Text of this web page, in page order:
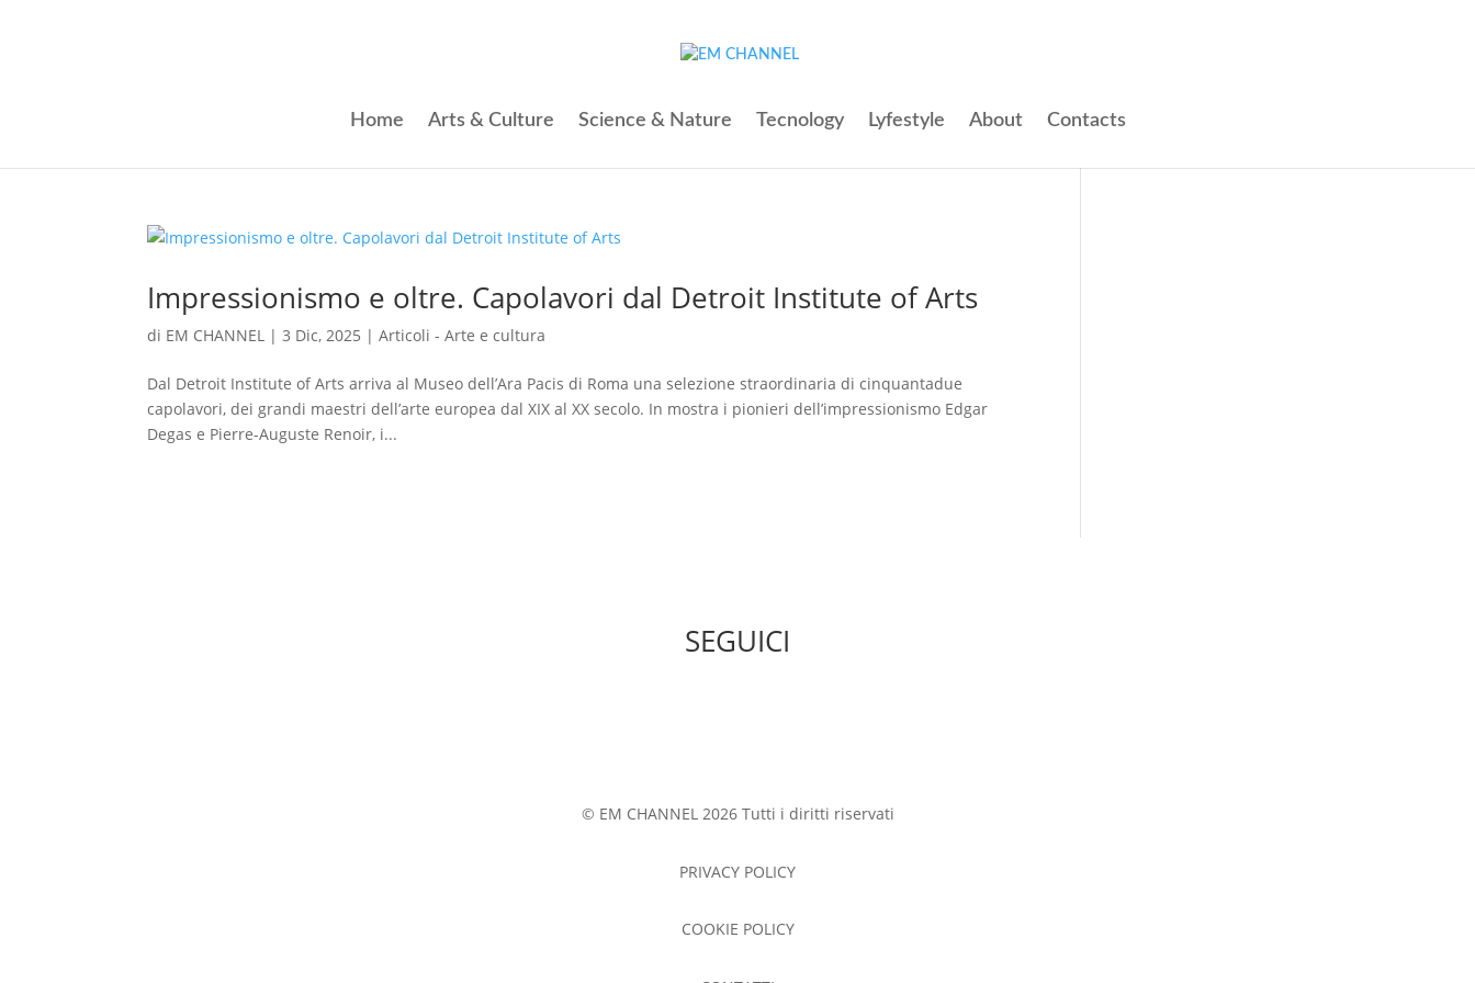
Home Arts & Culture Science & Nature Tecnology Lyfestyle About Contacts
Impressionismo e oltre. Capolavori dal Detroit Institute of Arts
di EM CHANNEL |3 Dic, 2025 |Articoli - Arte e cultura
Dal Detroit Institute of Arts arriva al Museo dell’Ara Pacis di Roma una selezione straordinaria di cinquantadue
capolavori, dei grandi maestri dell’arte europea dal XIX al XX secolo. In mostra i pionieri dell’impressionismo Edgar
Degas e Pierre-Auguste Renoir, i...
SEGUICI
© EM CHANNEL 2026 Tutti i diritti riservati
PRIVACY POLICY
COOKIE POLICY